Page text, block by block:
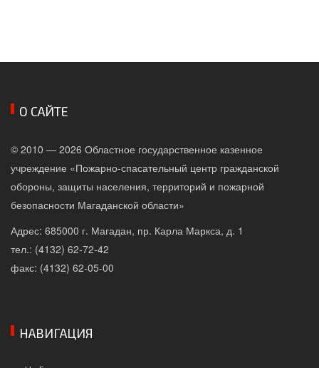
О САЙТЕ
© 2010 — 2026 Областное государственное казенное
учреждение «Пожарно-спасательный центр гражданской
обороны, защиты населения, территорий и пожарной
безопасности Магаданской области»
Адрес: 685000 г. Магадан, пр. Карла Маркса, д. 1
тел.: (4132) 62-72-42
факс: (4132) 62-05-00
НАВИГАЦИЯ